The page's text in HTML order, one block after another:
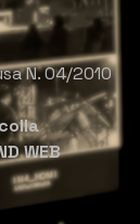
N. 04/2010
WEB